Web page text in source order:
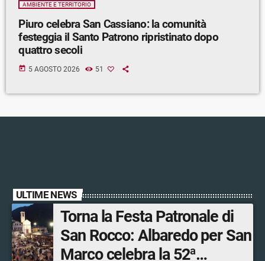
AMBIENTE E TERRITORIO
Piuro celebra San Cassiano: la comunità
festeggia il Santo Patrono ripristinato dopo
quattro secoli
today 5 AGOSTO 2026 51
ULTIME NEWS
Torna la Festa Patronale di
San Rocco: Albaredo per San
Marco celebra la 52ª